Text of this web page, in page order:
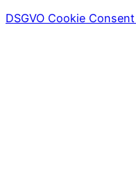
DSGVO Cookie